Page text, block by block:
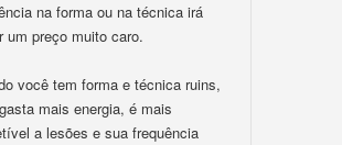
na forma ou na técnica irá
um preço muito caro.
você tem forma e técnica ruins,
mais energia, é mais
a lesões e sua frequência